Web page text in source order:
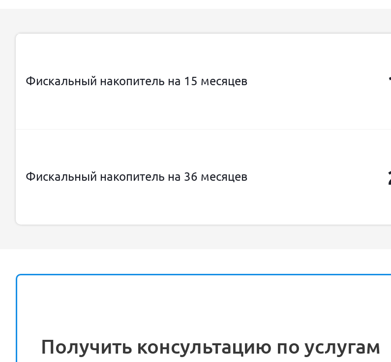
Фискальный накопитель на 15 месяцев
Фискальный накопитель на 36 месяцев
Получить консультацию по услугам